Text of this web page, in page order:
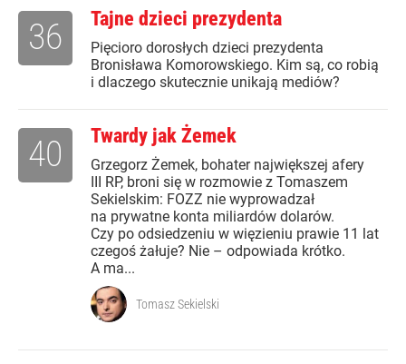
Tajne dzieci prezydenta
Pięcioro dorosłych dzieci prezydenta
Bronisława Komorowskiego. Kim są, co robią
i dlaczego skutecznie unikają mediów?
36
Twardy jak Żemek
Grzegorz Żemek, bohater największej afery
III RP, broni się w rozmowie z Tomaszem
Sekielskim: FOZZ nie wyprowadzał
na prywatne konta miliardów dolarów.
Czy po odsiedzeniu w więzieniu prawie 11 lat
czegoś żałuje? Nie – odpowiada krótko.
A ma...
40
Tomasz Sekielski